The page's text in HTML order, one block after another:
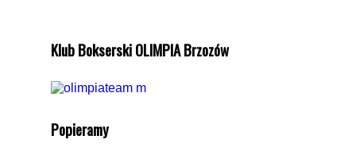
Klub Bokserski OLIMPIA Brzozów
Popieramy